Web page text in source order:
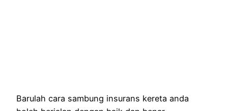
Barulah cara sambung insurans kereta anda